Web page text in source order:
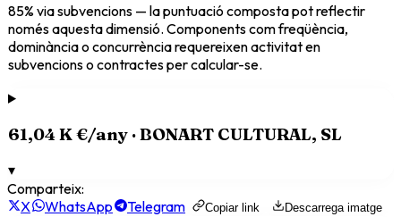
85% viasubvencions — la puntuació composta pot reflectir
només aquesta dimensió. Components com freqüència,
dominància o concurrència requereixen activitat en
subvencions o contractes per calcular-se.
61,04 K €/any ·BONART CULTURAL, SL
▾
Comparteix:
X
WhatsApp Telegram Copiar link Descarrega imatge